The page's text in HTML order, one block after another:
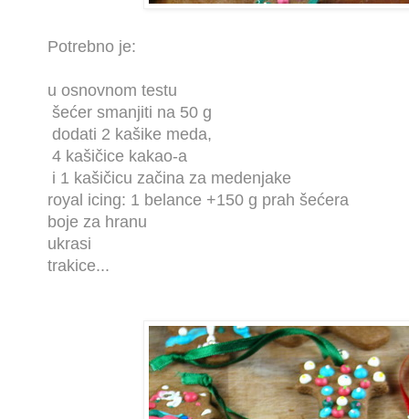
Potrebno je:
u osnovnom testu
šećer smanjiti na 50 g
dodati 2 kašike meda,
4 kašičice kakao-a
i 1 kašičicu začina za medenjake
royal icing: 1 belance +150 g prah šećera
boje za hranu
ukrasi
trakice...